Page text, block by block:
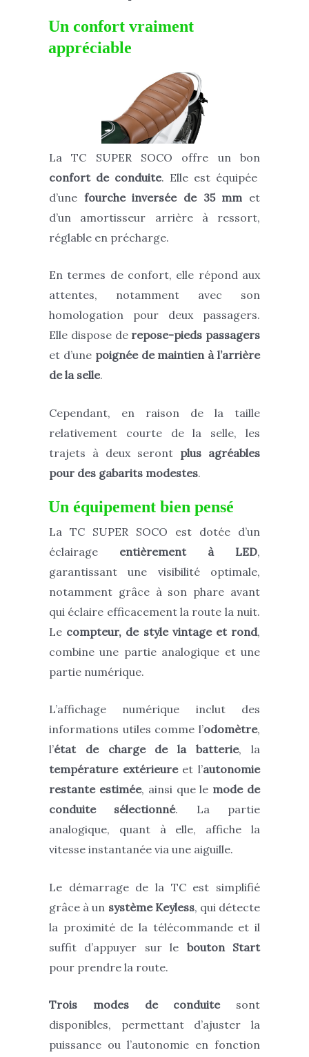
Un confort vraiment
appréciable
LaTC SUPER SOCO offre un bon
confort de conduite. Elle est équipée
d’une fourche inversée de 35 mm et
d’un amortisseur arrière à ressort,
réglable en précharge.
En termes de confort, elle répond aux
attentes, notamment avec son
homologation pour deux passagers.
Elle dispose derepose-pieds passagers
et d’une poignée de maintien à l’arrière
de la selle.
Cependant, en raison de la taille
relativement courte de la selle, les
trajets à deux seront plus agréables
pour des gabarits modestes.
Un équipement bien pensé
La TC SUPER SOCO est dotée d’un
éclairage entièrement à LED,
garantissant une visibilité optimale,
notamment grâce à son phare avant
qui éclaire efficacement la route la nuit.
Le compteur, de style vintage et rond,
combine une partie analogique et une
partie numérique.
L’affichage numérique inclut des
informations utiles comme l’odomètre,
l’état de charge de la batterie, la
température extérieureet l’autonomie
restante estimée, ainsi que le mode de
conduite sélectionné. La partie
analogique, quant à elle, affiche la
vitesse instantanée via une aiguille.
Le démarrage de la TC est simplifié
grâce à un système Keyless, qui détecte
la proximité de la télécommande et il
suffit d’appuyer sur le bouton Start
pour prendre la route.
Trois modes de conduitesont
disponibles, permettant d’ajuster la
puissance ou l’autonomie en fonction